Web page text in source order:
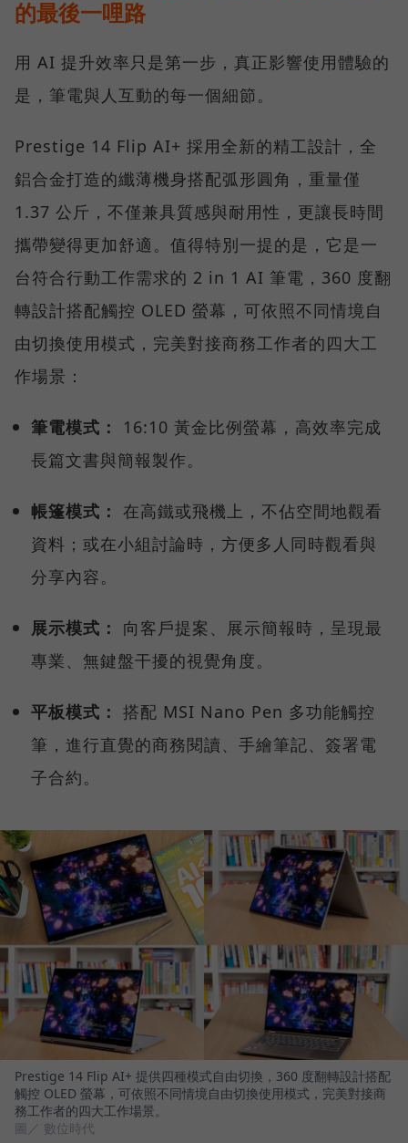
的最後一哩路
用 AI 提升效率只是第一步，真正影響使用體驗的
是，筆電與人互動的每一個細節。
Prestige 14 Flip AI+ 採用全新的精工設計，全
鋁合金打造的纖薄機身搭配弧形圓角，重量僅
1.37 公斤，不僅兼具質感與耐用性，更讓長時間
攜帶變得更加舒適。值得特別一提的是，它是一
台符合行動工作需求的 2 in 1 AI 筆電，360 度翻
轉設計搭配觸控 OLED 螢幕，可依照不同情境自
由切換使用模式，完美對接商務工作者的四大工
作場景：
筆電模式：
16:10 黃金比例螢幕，高效率完成
長篇文書與簡報製作。
帳篷模式： 在高鐵或飛機上，不佔空間地觀看
資料；或在小組討論時，方便多人同時觀看與
分享內容。
展示模式：
向客戶提案、展示簡報時，呈現最
專業、無鍵盤干擾的視覺角度。
平板模式： 搭配 MSI Nano Pen 多功能觸控
筆，進行直覺的商務閱讀、手繪筆記、簽署電
子合約。
Prestige 14 Flip AI+ 提供四種模式自由切換，360 度翻轉設計搭配
觸控 OLED 螢幕，可依照不同情境自由切換使用模式，完美對接商
務工作者的四大工作場景。
圖／ 數位時代